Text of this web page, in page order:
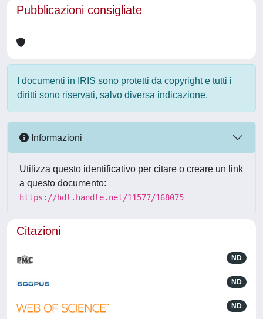
Pubblicazioni consigliate
I documenti in IRIS sono protetti da copyright e tutti i
diritti sono riservati, salvo diversa indicazione.
Informazioni
Utilizza questo identificativo per citare o creare un link
a questo documento:
https://hdl.handle.net/11577/168075
Citazioni
ND
ND
ND